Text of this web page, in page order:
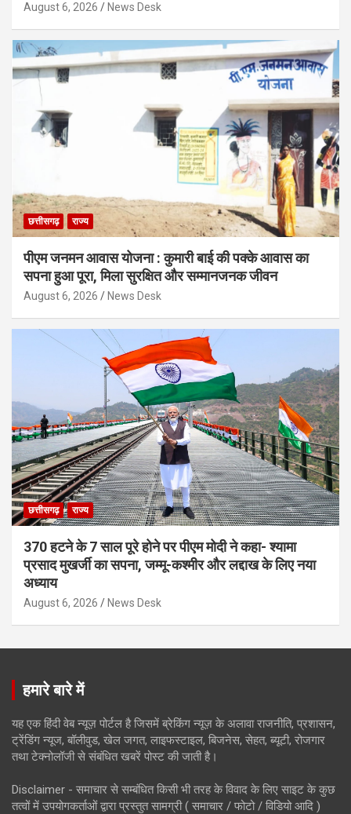
August 6, 2026 News Desk
छत्तीसगढ़ राज्य
पीएम जनमन आवास योजना : कुमारी बाई की पक्के आवास का
सपना हुआ पूरा, मिला सुरक्षित और सम्मानजनक जीवन
August 6, 2026 News Desk
छत्तीसगढ़ राज्य
370 हटने के 7 साल पूरे होने पर पीएम मोदी ने कहा- श्यामा
प्रसाद मुखर्जी का सपना, जम्मू-कश्मीर और लद्दाख के लिए नया
अध्याय
August 6, 2026 News Desk
हमारे बारे में
यह एक हिंदी वेब न्यूज़ पोर्टल है जिसमें ब्रेकिंग न्यूज़ के अलावा राजनीति, प्रशासन,
ट्रेंडिंग न्यूज, बॉलीवुड, खेल जगत, लाइफस्टाइल, बिजनेस, सेहत, ब्यूटी, रोजगार
तथा टेक्नोलॉजी से संबंधित खबरें पोस्ट की जाती है।
Disclaimer - समाचार से सम्बंधित किसी भी तरह के विवाद के लिए साइट के कुछ
तत्वों में उपयोगकर्ताओं द्वारा प्रस्तुत सामग्री ( समाचार / फोटो / विडियो आदि )